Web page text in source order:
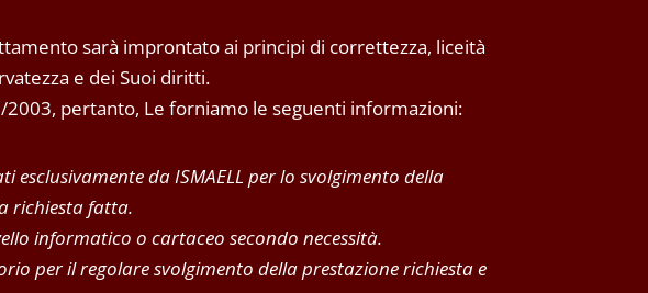
sarà improntato ai principi di correttezza, liceità
e dei Suoi diritti.
2003, pertanto, Le forniamo le seguenti informazioni:
da ISMAELL per lo svolgimento della
richiesta fatta.
informatico o cartaceo secondo necessità.
per il regolare svolgimento della prestazione richiesta e